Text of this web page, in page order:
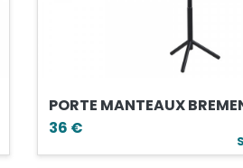
PORTE MANTEAUX
36 €